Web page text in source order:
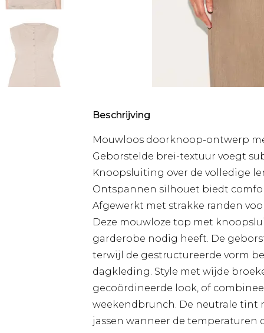
Beschrijving
Mouwloos doorknoop-ontwerp
Geborstelde brei-textuur voegt
Knoopsluiting over de volledige
Ontspannen silhouet biedt
Afgewerkt met strakke randen
Deze mouwloze top met
garderobe nodig heeft. De
terwijl de gestructureerde vorm
dagkleding. Style met wijde
gecoördineerde look, of
weekendbrunch. De neutrale tint
jassen wanneer de